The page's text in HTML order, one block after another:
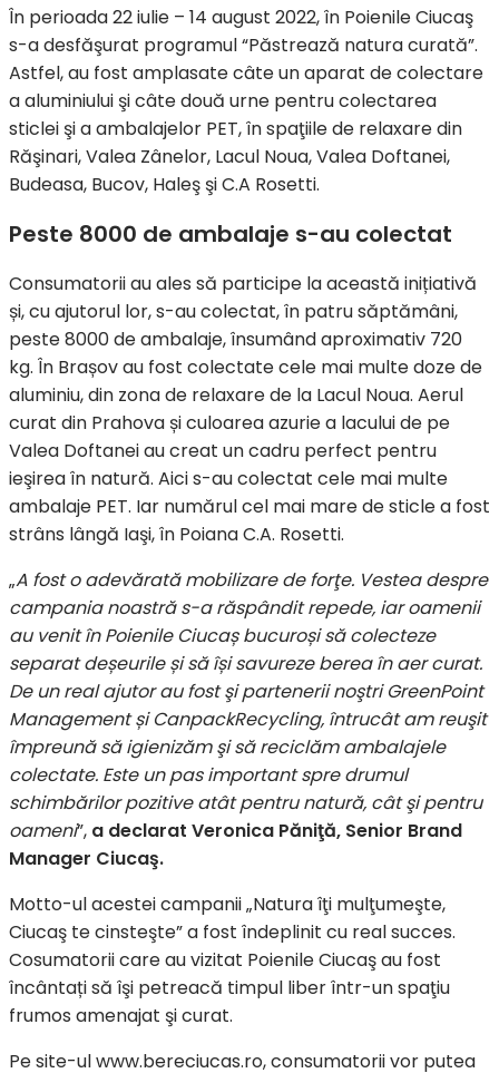
În perioada 22 iulie – 14 august 2022, în Poienile Ciucaş
s-a desfăşurat programul “Păstrează natura curată”.
Astfel, au fost amplasate câte un aparat de colectare
a aluminiului şi câte două urne pentru colectarea
sticlei şi a ambalajelor PET, în spaţiile de relaxare din
Răşinari, Valea Zânelor, Lacul Noua, Valea Doftanei,
Budeasa, Bucov, Haleş şi C.A Rosetti.
Peste 8000 de ambalaje s-au colectat
Consumatorii au ales să participe la această inițiativă
și, cu ajutorul lor, s-au colectat, în patru săptămâni,
peste 8000 de ambalaje, însumând aproximativ 720
kg. În Brașov au fost colectate cele mai multe doze de
aluminiu, din zona de relaxare de la Lacul Noua. Aerul
curat din Prahova și culoarea azurie a lacului de pe
Valea Doftanei au creat un cadru perfect pentru
ieşirea în natură. Aici s-au colectat cele mai multe
ambalaje PET. Iar numărul cel mai mare de sticle a fost
strâns lângă Iaşi, în Poiana C.A. Rosetti.
„A fost o adevărată mobilizare de forţe. Vestea despre
campania noastră s-a răspândit repede, iar oamenii
au venit în Poienile Ciucaș bucuroși să colecteze
separat deșeurile și să își savureze berea în aer curat.
De un real ajutor au fost şi partenerii noştri GreenPoint
Management și CanpackRecycling, întrucât am reuşit
împreună să igienizăm şi să reciclăm ambalajele
colectate. Este un pas important spre drumul
schimbărilor pozitive atât pentru natură, cât şi pentru
oameni”, a declarat Veronica Păniţă, Senior Brand
Manager Ciucaş.
Motto-ul acestei campanii „Natura îţi mulţumeşte,
Ciucaş te cinsteşte” a fost îndeplinit cu real succes.
Cosumatorii care au vizitat Poienile Ciucaş au fost
încântați să îşi petreacă timpul liber într-un spaţiu
frumos amenajat şi curat.
Pe site-ul www.bereciucas.ro, consumatorii vor putea